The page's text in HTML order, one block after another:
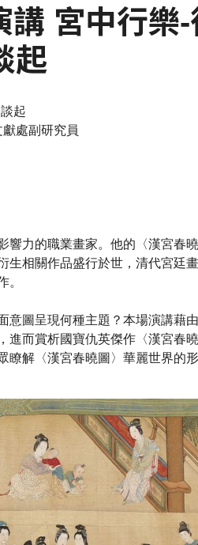
講 宮中行樂
起
起
處副研究員
響力的職業畫家。他的〈漢宮春
生相關作品盛行於世，清代宮廷
圖呈現何種主題？本場演講藉
進而賞析國寶仇英傑作〈漢宮春
解〈漢宮春曉圖〉華麗世界的形